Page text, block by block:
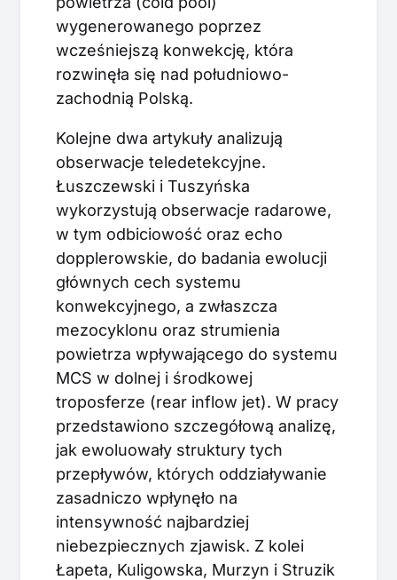
wygenerowanego poprzez
wcześniejszą konwekcję, która
rozwinęła się nad południowo-
zachodnią Polską.
Kolejne dwa artykuły analizują
obserwacje teledetekcyjne.
Łuszczewski i Tuszyńska
wykorzystują obserwacje radarowe,
w tym odbiciowość oraz echo
dopplerowskie, do badania ewolucji
głównych cech systemu
konwekcyjnego, a zwłaszcza
mezocyklonu oraz strumienia
powietrza wpływającego do systemu
MCS w dolnej i środkowej
troposferze (rear inflow jet). W pracy
przedstawiono szczegółową analizę,
jak ewoluowały struktury tych
przepływów, których oddziaływanie
zasadniczo wpłynęło na
intensywność najbardziej
niebezpiecznych zjawisk. Z kolei
Łapeta, Kuligowska, Murzyn i Struzik